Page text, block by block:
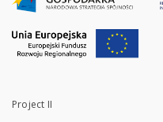
Project II